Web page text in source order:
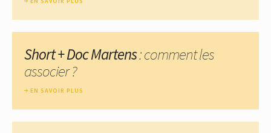
Short + Doc Martens: comment les
associer ?
EN SAVOIR PLUS